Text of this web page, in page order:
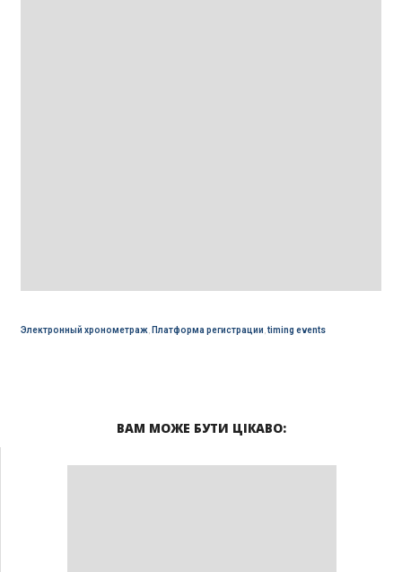
Электронный хронометраж, Платформа регистрации timing events
ВАМ МОЖЕ БУТИ ЦІКАВО: